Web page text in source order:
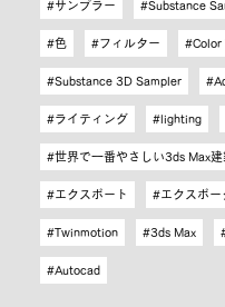
サンプラー Substance
色 フィルター Color
Substance 3D Sampler
ライティング lighting
世界で一番やさしい3ds Max
エクスポート エクスポー
Twinmotion 3ds Max
Autocad